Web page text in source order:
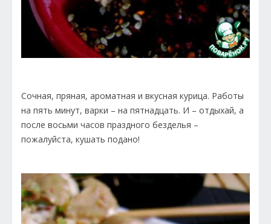
Сочная, пряная, ароматная и вкусная курица. Работы
на пять минут, варки – на пятнадцать. И – отдыхай, а
после восьми часов праздного безделья –
пожалуйста, кушать подано!